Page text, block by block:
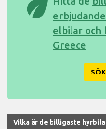
eco
elbilar och
Greece
Vilka är de billigaste